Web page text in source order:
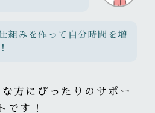
組みを作って自分時間を増
方にぴったりのサポー
です！